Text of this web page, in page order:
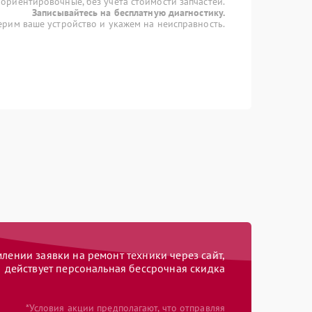
Записывайтесь на бесплатную диагностику.
ваше устройство и укажем на неисправность.
заявки на ремонт техники через сайт,
действует персональная бессрочная скидка
*Условия акции предполагают, что отправляя